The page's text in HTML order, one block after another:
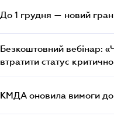
До 1 грудня — новий
Безкоштовний вебінар:
втратити статус
КМДА оновила вимоги до